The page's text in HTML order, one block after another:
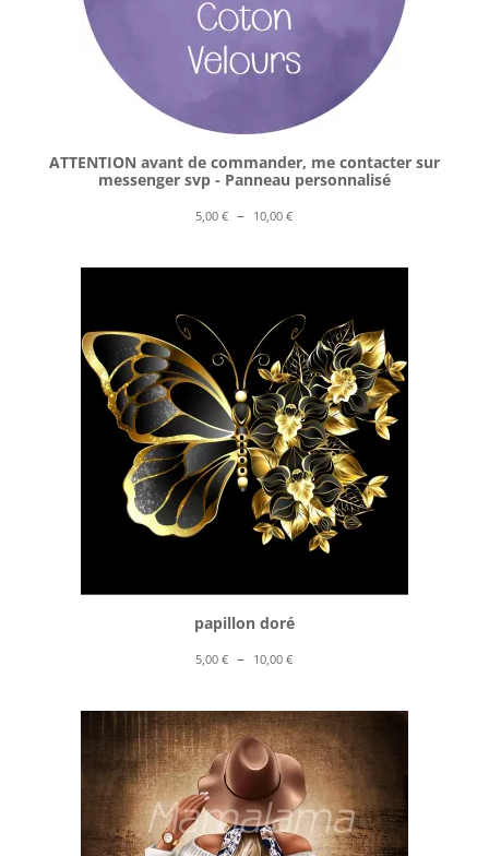
ATTENTION avant de commander, me contacter sur
messenger svp - Panneau personnalisé
5,00€ – 10,00€Plage
prix :
à
10,00 €
papillon doré
5,00€ – 10,00€Plage
prix :
5,00 €
à
10,00 €